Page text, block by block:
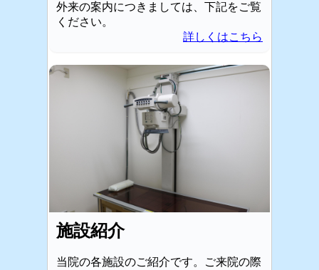
外来の案内につきましては、下記をご覧
ください。
詳しくはこちら
施設紹介
当院の各施設のご紹介です。ご来院の際